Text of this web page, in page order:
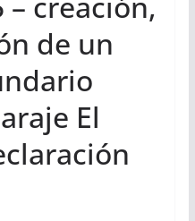
de un
El